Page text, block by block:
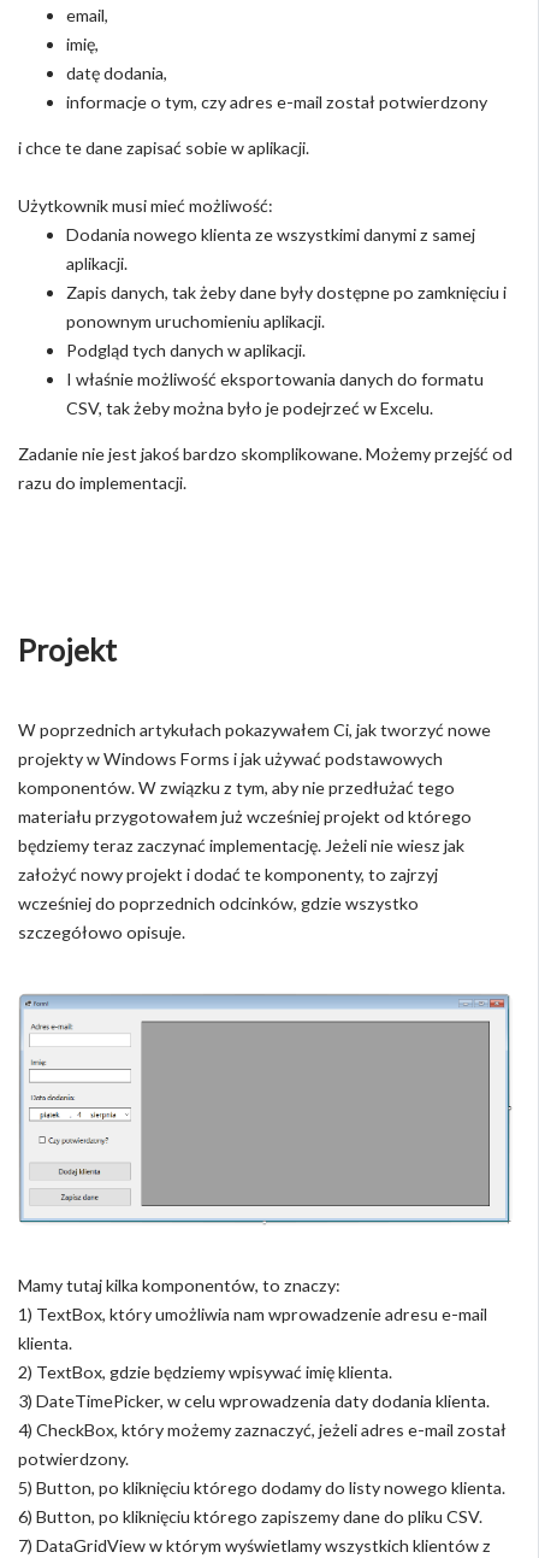
email,
imię,
datę dodania,
informacje o tym, czy adres e-mail został potwierdzony
i chce te dane zapisać sobie w aplikacji.
Użytkownik musi mieć możliwość:
Dodania nowego klienta ze wszystkimi danymi z samej
aplikacji.
Zapis danych, tak żeby dane były dostępne po zamknięciu i
ponownym uruchomieniu aplikacji.
Podgląd tych danych w aplikacji.
I właśnie możliwość eksportowania danych do formatu
CSV, tak żeby można było je podejrzeć w Excelu.
Zadanie nie jest jakoś bardzo skomplikowane. Możemy przejść od
razu do implementacji.
Projekt
W poprzednich artykułach pokazywałem Ci, jak tworzyć nowe
projekty w Windows Forms i jak używać podstawowych
komponentów. W związku z tym, aby nie przedłużać tego
materiału przygotowałem już wcześniej projekt od którego
będziemy teraz zaczynać implementację. Jeżeli nie wiesz jak
założyć nowy projekt i dodać te komponenty, to zajrzyj
wcześniej do poprzednich odcinków, gdzie wszystko
szczegółowo opisuje.
Mamy tutaj kilka komponentów, to znaczy:
1) TextBox, który umożliwia nam wprowadzenie adresu e-mail
klienta.
2) TextBox, gdzie będziemy wpisywać imię klienta.
3) DateTimePicker, w celu wprowadzenia daty dodania klienta.
4) CheckBox, który możemy zaznaczyć, jeżeli adres e-mail został
potwierdzony.
5) Button, po kliknięciu którego dodamy do listy nowego klienta.
6) Button, po kliknięciu którego zapiszemy dane do pliku CSV.
7) DataGridView w którym wyświetlamy wszystkich klientów z